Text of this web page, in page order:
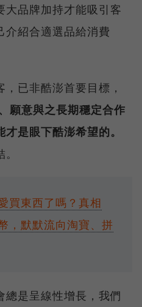
大品牌加持才能吸引客
介紹合適選品給消費
已非酷澎首要目標，
願意與之長期穩定合作
是眼下酷澎希望的。
買東西了嗎？真相
，默默流向淘寶、拼
總是呈線性增長，我們